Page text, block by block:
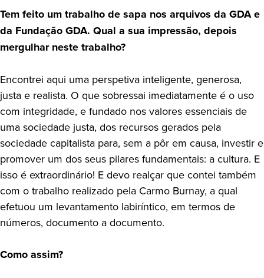
Tem feito um trabalho de sapa nos arquivos da GDA e
da Fundação GDA. Qual a sua impressão, depois
mergulhar neste trabalho?
Encontrei aqui uma perspetiva inteligente, generosa,
justa e realista. O que sobressai imediatamente é o uso
com integridade, e fundado nos valores essenciais de
uma sociedade justa, dos recursos gerados pela
sociedade capitalista para, sem a pôr em causa, investir e
promover um dos seus pilares fundamentais: a cultura. E
isso é extraordinário! E devo realçar que contei também
com o trabalho realizado pela Carmo Burnay, a qual
efetuou um levantamento labiríntico, em termos de
números, documento a documento.
Como assim?